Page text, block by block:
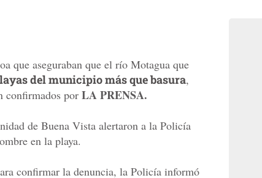
que aseguraban que el río Motagua que
del municipio más que basura,
confirmados por LA PRENSA.
de Buena Vista alertaron a la Policía
en la playa.
confirmar la denuncia, la Policía informó